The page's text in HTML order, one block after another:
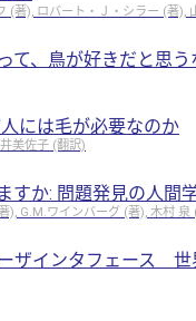
(著), ロバート・Ｊ・シラー (著),
て、鳥が好きだと思う
には毛が必要なのか
美佐子 (翻訳)
すか: 問題発見の人間
), G.M.ワインバーグ (著), 木村 泉
ザインタフェース 世